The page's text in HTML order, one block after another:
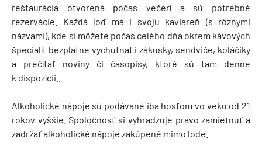
reštaurácia otvorená počas večerí a sú potrebné
rezervácie. Každá loď má i svoju kaviareň (s rôznymi
názvami), kde si môžete počas celého dňa okrem kávových
špecialít bezplatne vychutnať i zákusky, sendviče, koláčiky
a prečítať noviny či časopisy, ktoré sú tam denne
k dispozícii..
Alkoholické nápoje sú podávané iba hosťom vo veku od 21
rokov vyššie. Spoločnosť si vyhradzuje právo zamietnuť a
zadržať alkoholické nápoje zakúpené mimo lode.